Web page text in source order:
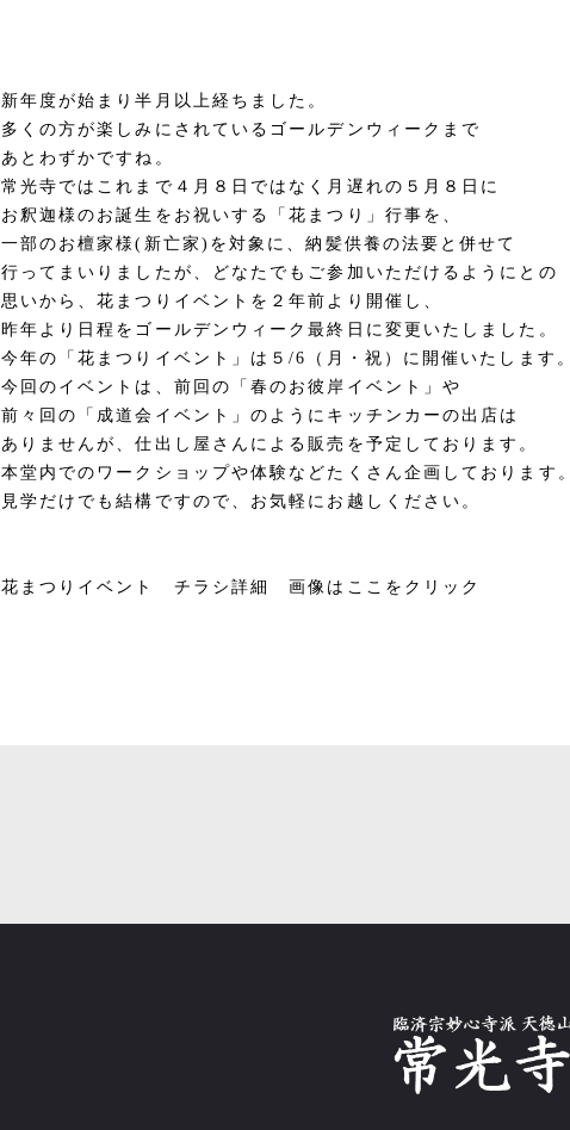
新年度が始まり半月以上経ちました。
多くの方が楽しみにされているゴールデンウィークまで
あとわずかですね。
常光寺ではこれまで４月８日ではなく月遅れの５月８日に
お釈迦様のお誕生をお祝いする「花まつり」行事を、
一部のお檀家様(新亡家)を対象に、納髪供養の法要と併せて
行ってまいりましたが、どなたでもご参加いただけるようにとの
思いから、花まつりイベントを２年前より開催し、
昨年より日程をゴールデンウィーク最終日に変更いたしました。
今年の「花まつりイベント」は５/6（月・祝）に開催いたします。
今回のイベントは、前回の「春のお彼岸イベント」や
前々回の「成道会イベント」のようにキッチンカーの出店は
ありませんが、仕出し屋さんによる販売を予定しております。
本堂内でのワークショップや体験などたくさん企画しております。
見学だけでも結構ですので、お気軽にお越しください。
花まつりイベント チラシ詳細 画像はここをクリック